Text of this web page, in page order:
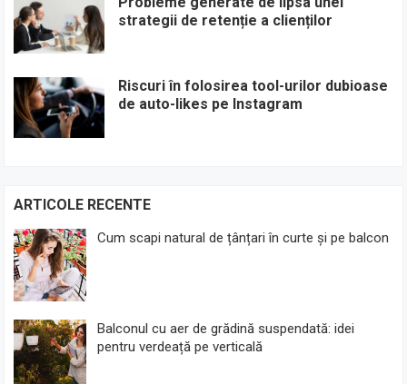
strategii de retenție a clienților
Riscuri în folosirea tool-urilor dubioase
de auto-likes pe Instagram
ARTICOLE RECENTE
Cum scapi natural de țânțari în curte și pe balcon
Balconul cu aer de grădină suspendată: idei
pentru verdeață pe verticală